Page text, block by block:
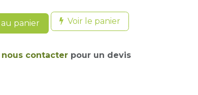
panier Voir le panier
nous contacter pour un devis